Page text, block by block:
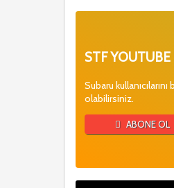
STF
Subaru
olabilirsiniz.
ABONE OL